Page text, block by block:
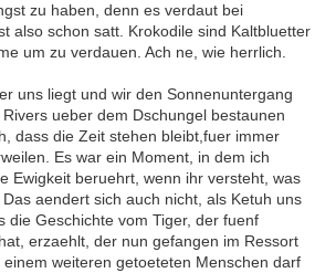
zu haben, denn es verdaut bei
also schon satt. Krokodile sind Kaltbluetter
um zu verdauen. Ach ne, wie herrlich.
uns liegt und wir den Sonnenuntergang
ueber dem Dschungel bestaunen
dass die Zeit stehen bleibt,fuer immer
Es war ein Moment, in dem ich
Ewigkeit beruehrt, wenn ihr versteht, was
aendert sich auch nicht, als Ketuh uns
die Geschichte vom Tiger, der fuenf
erzaehlt, der nun gefangen im Ressort
weiteren getoeteten Menschen darf